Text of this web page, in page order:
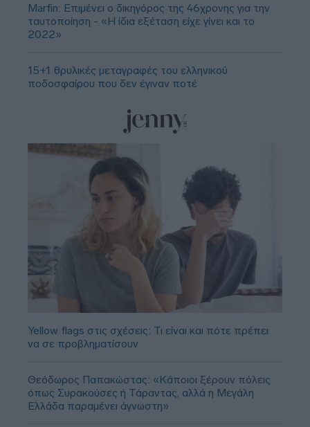
Marfin: Επιμένει ο δικηγόρος της 46χρονης για την
ταυτοποίηση - «Η ίδια εξέταση είχε γίνει και το
2022»
15+1 θρυλικές μεταγραφές του ελληνικού
ποδοσφαίρου που δεν έγιναν ποτέ
Yellow flags στις σχέσεις: Τι είναι και πότε πρέπει
να σε προβληματίσουν
Θεόδωρος Παπακώστας: «Κάποιοι ξέρουν πόλεις
όπως Συρακούσες ή Τάραντας, αλλά η Μεγάλη
Ελλάδα παραμένει άγνωστη»